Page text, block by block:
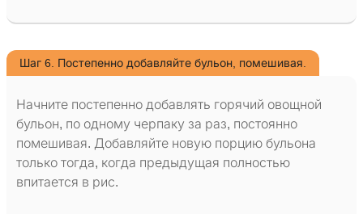
Шаг 6. Постепенно добавляйте бульон, помешивая.
Начните постепенно добавлять горячий овощной
бульон, по одному черпаку за раз, постоянно
помешивая. Добавляйте новую порцию бульона
только тогда, когда предыдущая полностью
впитается в рис.